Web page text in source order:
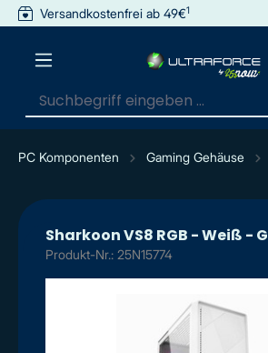
springen
Versandkostenfrei ab 49€1
PC Komponenten Gaming Gehäuse
Sharkoon VS8 RGB - Weiß -
Produkt-Nr.: 25N15774